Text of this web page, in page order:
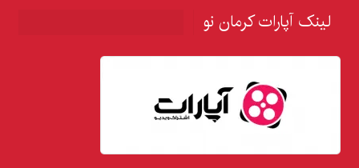
لینک آپارات کرمان نو